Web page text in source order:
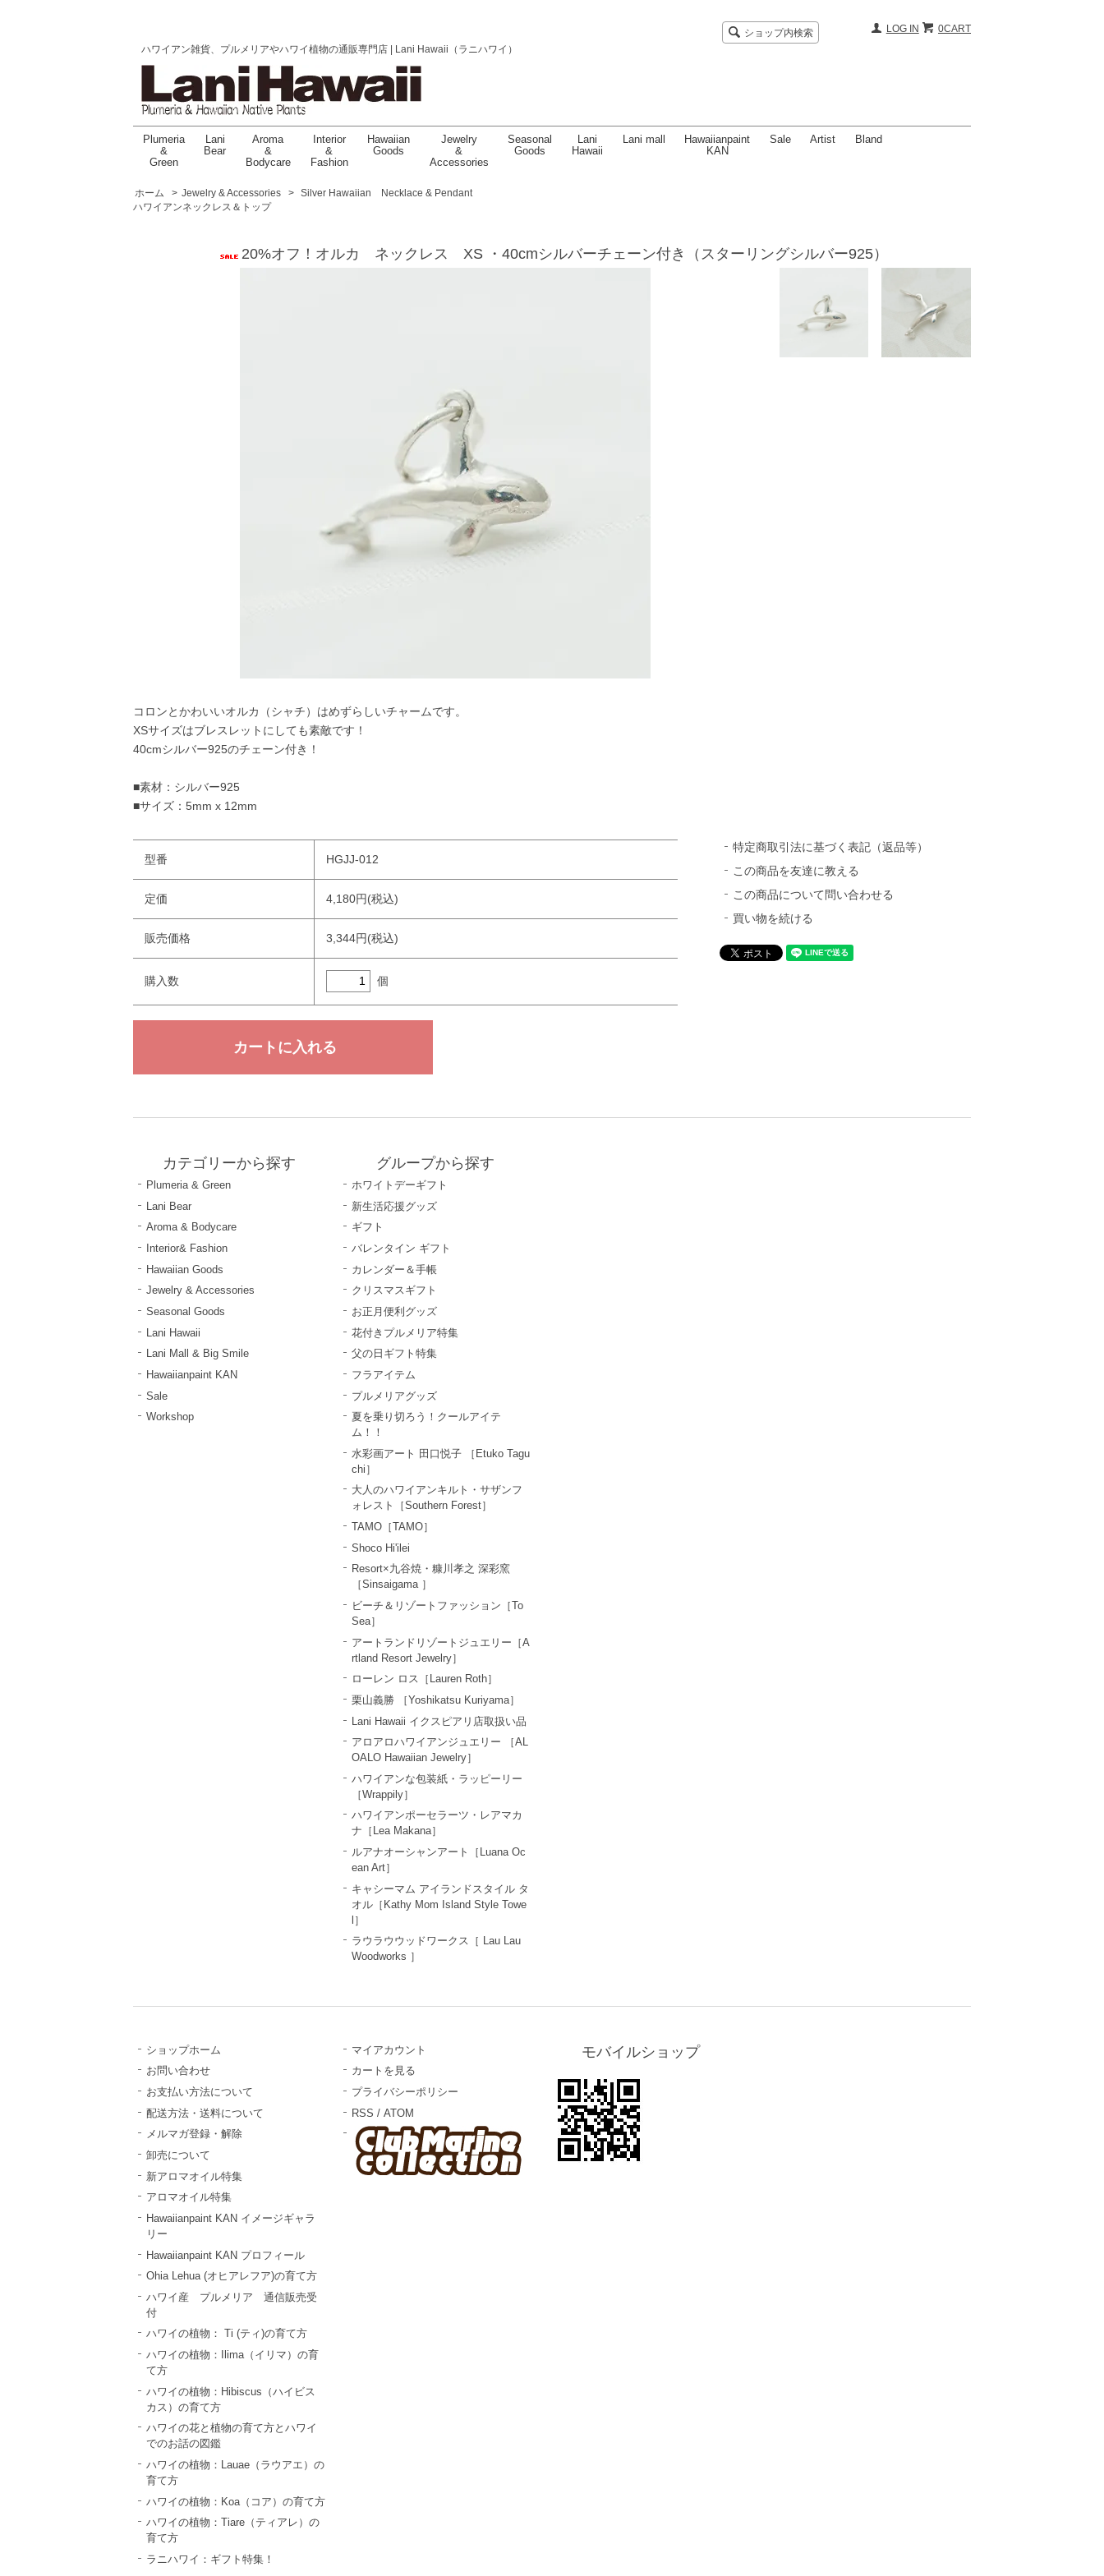
ハワイアン雑貨、プルメリアやハワイ植物の通販専門店 | Lani Hawaii（ラニハワイ）
ショップ内検索 0CART
LOG IN
Plumeria
&
Green
Lani
Bear
Aroma
&
Bodycare
Interior
&
Fashion
Hawaiian
Goods
Jewelry
&
Accessories
Seasonal
Goods
Lani
Hawaii
Lani mall
Hawaiianpaint
KAN
Sale Artist Bland
ホーム > Jewelry & Accessories > Silver Hawaiian Necklace & Pendant
ハワイアンネックレス＆トップ
20%オフ！オルカ ネックレス XS ・40cmシルバーチェーン付き（スターリングシルバー925）
コロンとかわいいオルカ（シャチ）はめずらしいチャームです。
XSサイズはブレスレットにしても素敵です！
40cmシルバー925のチェーン付き！
■素材：シルバー925
■サイズ：5mm x 12mm
型番 HGJJ-012
定価 4,180円(税込)
販売価格 3,344円(税込)
購入数 個
特定商取引法に基づく表記（返品等）
この商品を友達に教える
この商品について問い合わせる
買い物を続ける
カテゴリーから探す
Plumeria & Green
Lani Bear
Aroma & Bodycare
Interior& Fashion
Hawaiian Goods
Jewelry & Accessories
Seasonal Goods
Lani Hawaii
Lani Mall & Big Smile
Hawaiianpaint KAN
Sale
Workshop
グループから探す
ホワイトデーギフト
新生活応援グッズ
ギフト
バレンタイン ギフト
カレンダー＆手帳
クリスマスギフト
お正月便利グッズ
花付きプルメリア特集
父の日ギフト特集
フラアイテム
プルメリアグッズ
夏を乗り切ろう！クールアイテ
ム！！
水彩画アート 田口悦子 ［Etuko Tagu
chi］
大人のハワイアンキルト・サザンフ
ォレスト［Southern Forest］
TAMO［TAMO］
Shoco Hi'ilei
Resort×九谷焼・糠川孝之 深彩窯
［Sinsaigama ］
ビーチ＆リゾートファッション［To
Sea］
アートランドリゾートジュエリー［A
rtland Resort Jewelry］
ローレン ロス［Lauren Roth］
栗山義勝 ［Yoshikatsu Kuriyama］
Lani Hawaii イクスピアリ店取扱い品
アロアロハワイアンジュエリー ［AL
OALO Hawaiian Jewelry］
ハワイアンな包装紙・ラッピーリー
［Wrappily］
ハワイアンポーセラーツ・レアマカ
ナ［Lea Makana］
ルアナオーシャンアート［Luana Oc
ean Art］
キャシーマム アイランドスタイル タ
オル［Kathy Mom Island Style Towe
l］
ラウラウウッドワークス［ Lau Lau
Woodworks ］
ショップホーム
お問い合わせ
お支払い方法について
配送方法・送料について
メルマガ登録・解除
卸売について
新アロマオイル特集
アロマオイル特集
Hawaiianpaint KAN イメージギャラ
リー
Hawaiianpaint KAN プロフィール
Ohia Lehua (オヒアレフア)の育て方
ハワイ産 プルメリア 通信販売受
付
ハワイの植物： Ti (ティ)の育て方
ハワイの植物：Ilima（イリマ）の育
て方
ハワイの植物：Hibiscus（ハイビス
カス）の育て方
ハワイの花と植物の育て方とハワイ
でのお話の図鑑
ハワイの植物：Lauae（ラウアエ）の
育て方
ハワイの植物：Koa（コア）の育て方
ハワイの植物：Tiare（ティアレ）の
育て方
ラニハワイ：ギフト特集！
マイアカウント
カートを見る
プライバシーポリシー
RSS /ATOM
モバイルショップ